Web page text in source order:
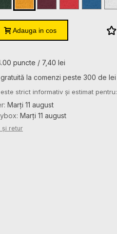
Adauga in cos
puncte / 7,40 lei
la comenzi peste 300 de lei
strict informativ și estimat pentru:
Marți 11 august
Marți 11 august
și retur